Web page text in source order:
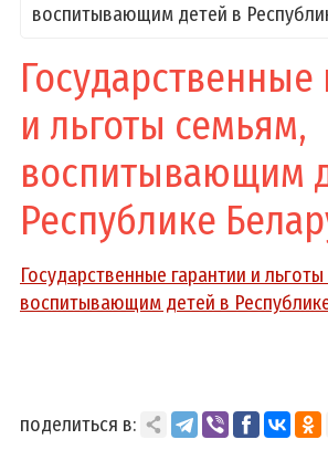
воспитывающим детей в
Государственные
и льготы семьям,
воспитывающим
Республике
Государственные гарантии и
воспитывающим детей в
поделиться в: